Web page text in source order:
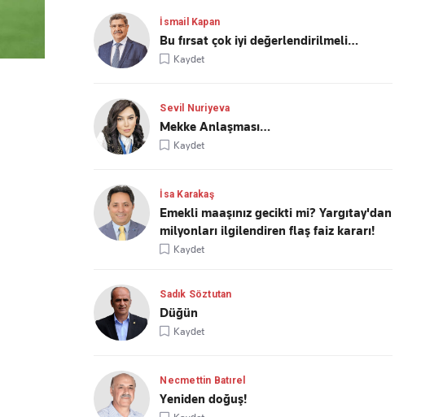
İsmail Kapan
Bu fırsat çok iyi değerlendirilmeli…
Kaydet
Sevil Nuriyeva
Mekke Anlaşması…
Kaydet
İsa Karakaş
Emekli maaşınız gecikti mi? Yargıtay'dan
milyonları ilgilendiren flaş faiz kararı!
Kaydet
Sadık Söztutan
Düğün
Kaydet
Necmettin Batırel
Yeniden doğuş!